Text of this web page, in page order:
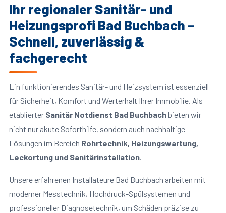
Ihr regionaler Sanitär- und
Heizungsprofi Bad Buchbach –
Schnell, zuverlässig &
fachgerecht
Ein funktionierendes Sanitär- und Heizsystem ist essenziell
für Sicherheit, Komfort und Werterhalt Ihrer Immobilie. Als
etablierter Sanitär Notdienst Bad Buchbachbieten wir
nicht nur akute Soforthilfe, sondern auch nachhaltige
Lösungen im Bereich Rohrtechnik, Heizungswartung,
Leckortung und Sanitärinstallation.
Unsere erfahrenen Installateure Bad Buchbach arbeiten mit
moderner Messtechnik, Hochdruck-Spülsystemen und
professioneller Diagnosetechnik, um Schäden präzise zu